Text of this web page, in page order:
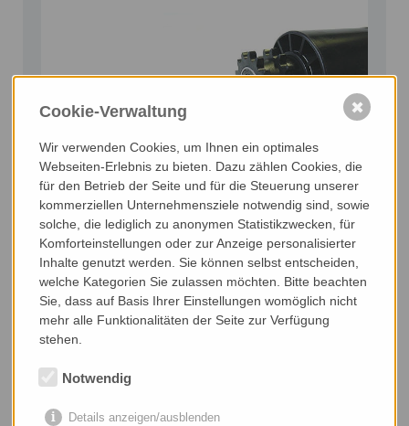
We offer special solutions for you.
Cookie-Verwaltung
Wir verwenden Cookies, um Ihnen ein optimales
Webseiten-Erlebnis zu bieten. Dazu zählen Cookies, die
für den Betrieb der Seite und für die Steuerung unserer
kommerziellen Unternehmensziele notwendig sind, sowie
solche, die lediglich zu anonymen Statistikzwecken, für
Komforteinstellungen oder zur Anzeige personalisierter
Inhalte genutzt werden. Sie können selbst entscheiden,
welche Kategorien Sie zulassen möchten. Bitte beachten
Sie, dass auf Basis Ihrer Einstellungen womöglich nicht
mehr alle Funktionalitäten der Seite zur Verfügung
stehen.
Notwendig
Details anzeigen/ausblenden
✖